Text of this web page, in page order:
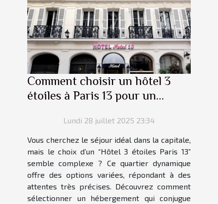
Comment choisir un hôtel 3
étoiles à Paris 13 pour un
Lundi 28 juillet 2025 23:34
Vous cherchez le séjour idéal dans la capitale,
mais le choix d’un “Hôtel 3 étoiles Paris 13”
semble complexe ? Ce quartier dynamique
offre des options variées, répondant à des
attentes très précises. Découvrez comment
sélectionner un hébergement qui conjugue